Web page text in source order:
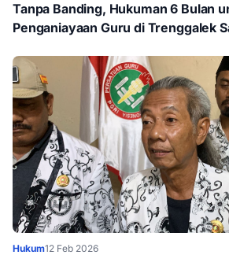
Tanpa Banding, Hukuman 6 Bulan
Penganiayaan Guru di Trenggalek
Hukum12 Feb 2026